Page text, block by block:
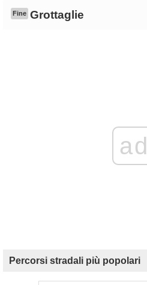
Fine Grottaglie
ad
Percorsi stradali più popolari